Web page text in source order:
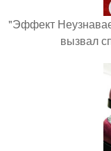
"Эффект
вызвал